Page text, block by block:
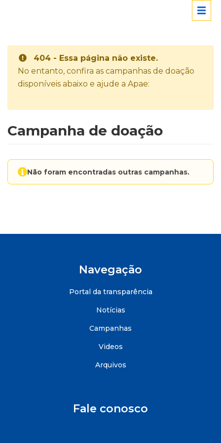
404 - Essa página não existe.
No entanto, confira as campanhas de doação
disponíveis abaixo e ajude a Apae:
Campanha de doação
Não foram encontradas outras campanhas.
Navegação
Portal da transparência
Notícias
Campanhas
Videos
Arquivos
Fale conosco